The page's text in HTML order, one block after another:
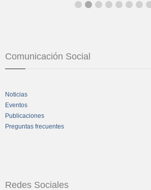
Comunicación Social
Noticias
Eventos
Publicaciones
Preguntas frecuentes
Redes Sociales